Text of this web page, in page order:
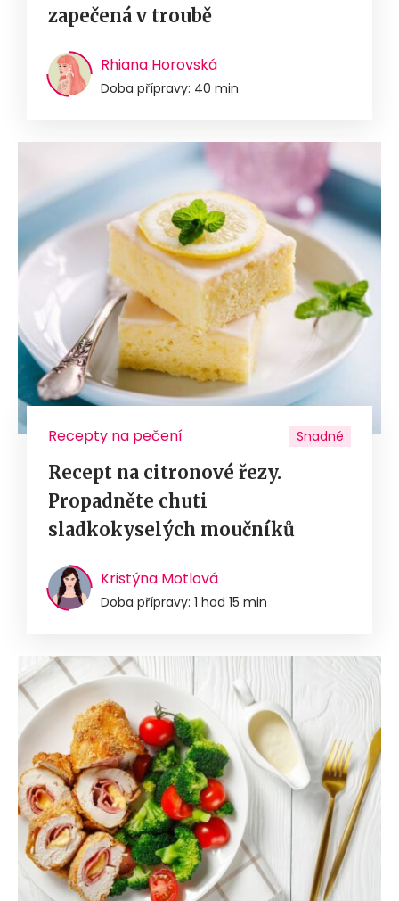
zapečená v troubě
Rhiana Horovská
Doba přípravy: 40 min
Recepty na pečení Snadné
Recept na citronové řezy.
Propadněte chuti
sladkokyselých moučníků
Kristýna Motlová
Doba přípravy: 1 hod 15 min